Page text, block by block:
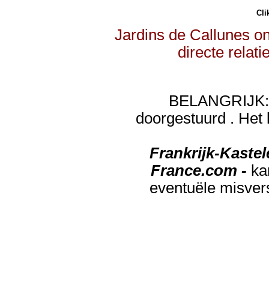
Jardins de Callunes
directe
doorgestuurd . Het
Frankrijk-
France.com -
eventuële